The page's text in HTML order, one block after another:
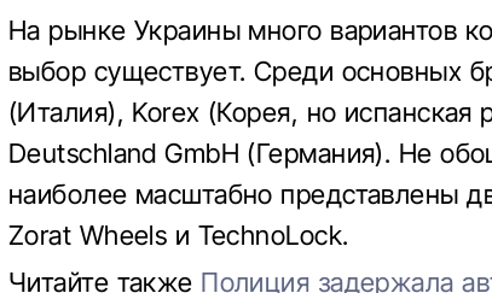
На рынке Украины много вариантов
выбор существует. Среди основных
(Италия), Korex (Корея, но испанская
Deutschland GmbH (Германия). Не
наиболее масштабно представлены
Zorat Wheels и TechnoLock.
Читайте также Полиция задержала